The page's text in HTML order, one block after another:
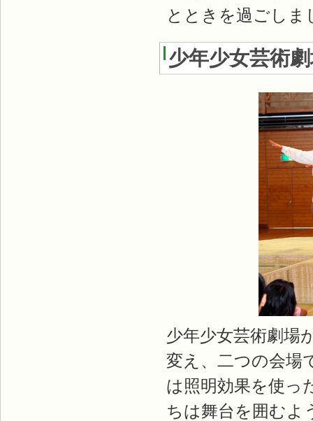
とときを過ごしま
少年少女芸術
少年少女芸術劇場
変え、二つの会場
は照明効果を使っ
ちは舞台を囲むよ